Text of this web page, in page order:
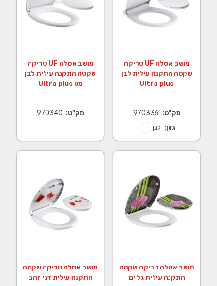
מושב אסלה UF טריקה
שקטה התקנה עילית לבן
Ultra plus
מק"ט: 970336
גוון: לבן
מושב אסלה UF טריקה
שקטה התקנה עילית לבן
מט Ultra plus
מק"ט: 970340
מושב אסלה טריקה שקטה
התקנה עילית גל ים
מושב אסלה טריקה שקטה
התקנה עילית דגי זהב